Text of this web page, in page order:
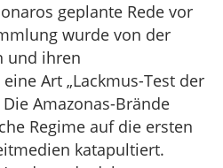
geplante Rede vor
wurde von der
und ihren
Art „Lackmus-Test der
Amazonas-Brände
Regime auf die ersten
katapultiert.